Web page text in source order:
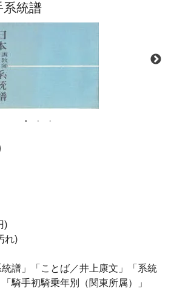
系統譜
)
れ)
統譜」「ことば／井上康文」「系統
騎手初騎乗年別（関東所属）」